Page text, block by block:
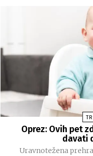
Oprez: Ovih pet
davati
Uravnotežena